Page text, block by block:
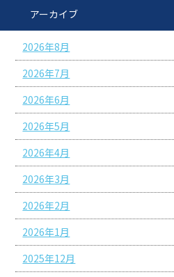
アーカイブ
2026年8月
2026年7月
2026年6月
2026年5月
2026年4月
2026年3月
2026年2月
2026年1月
2025年12月